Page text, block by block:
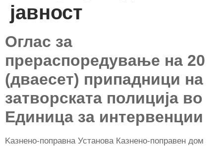
јавност
Оглас за
прераспоредување на 20
(дваесет) припадници на
затворската полиција во
Единица за интервенции
Kазнено-поправна Установа Казнено-поправен дом